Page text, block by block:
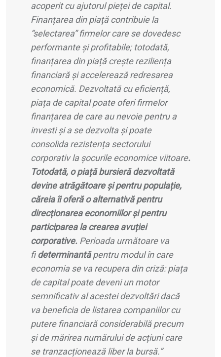
acoperit cu ajutorul pieței de capital.
Finanțarea din piață contribuie la
“selectarea” firmelor care se dovedesc
performante și profitabile; totodată,
finanțarea din piață crește reziliența
financiară și accelerează redresarea
economică. Dezvoltată cu eficiență,
piața de capital poate oferi firmelor
finanțarea de care au nevoie pentru a
investi și a se dezvolta și poate
consolida rezistența sectorului
corporativ la șocurile economice viitoare.
Totodată, o piață bursieră dezvoltată
devine atrăgătoare și pentru populație,
căreia îi oferă o alternativă pentru
direcționarea economiilor și pentru
participarea la crearea avuției
corporative. Perioada următoare va
fideterminantă pentru modul în care
economia se va recupera din criză: piața
de capital poate deveni un motor
semnificativ al acestei dezvoltări dacă
va beneficia de listarea companiilor cu
putere financiară considerabilă precum
și de mărirea numărului de acțiuni care
se tranzacționează liber la bursă.”